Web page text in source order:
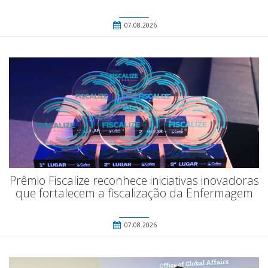
07.08.2026
Prêmio Fiscalize reconhece iniciativas inovadoras
que fortalecem a fiscalização da Enfermagem
07.08.2026